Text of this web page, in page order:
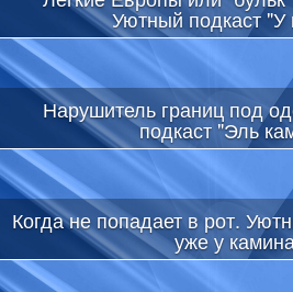
Уютный подкаст "У
Нарушитель границ под
подкаст "Эль
Когда не попадает в рот.
уже у